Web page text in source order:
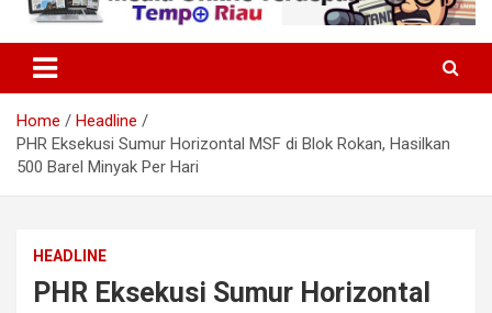
Home
Headline
PHR Eksekusi Sumur Horizontal MSF di Blok Rokan, Hasilkan
500 Barel Minyak Per Hari
HEADLINE
PHR Eksekusi Sumur Horizontal